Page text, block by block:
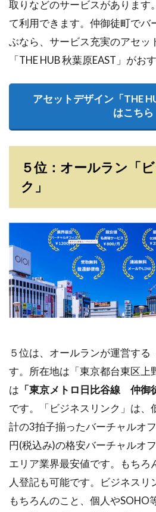
取りなどのサービスがあります
て利用できます。仲御徒町でバ
ぶなら、サービス充実のアセッ
「THE HUB 秋葉原EAST」がお
アセットデザイン「THE
はこちら
５位：オールラン「
ク」
５位は、オールランが運営す
す。所在地は「東京都台東区上
は 「東京メトロ日比谷線 仲御
です。「ビジネスリンク」は、
計の3拍子揃ったバーチャルオ
円(税込み)の格安バーチャルオ
エリア業界最安値です。もちろ
人登記も可能です。ビジネスリ
もちろんのこと、個人やSOHO